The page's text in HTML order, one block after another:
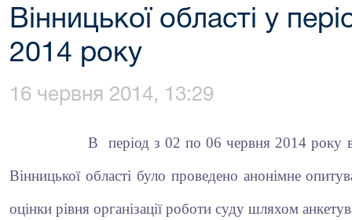
Вінницької області у
2014 року
16 червня 2014, 13:29
В
період з 02 по 06 червня 2014 року
Вінницької області було проведено анонімне
оцінки рівня організації роботи суду шляхом